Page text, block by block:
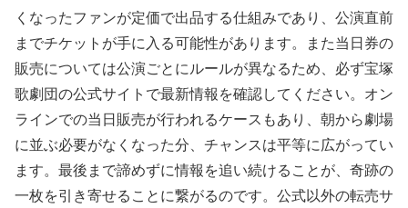
くなったファンが定価で出品する仕組みであり、公演直前
までチケットが手に入る可能性があります。また当日券の
販売については公演ごとにルールが異なるため、必ず宝塚
歌劇団の公式サイトで最新情報を確認してください。オン
ラインでの当日販売が行われるケースもあり、朝から劇場
に並ぶ必要がなくなった分、チャンスは平等に広がってい
ます。最後まで諦めずに情報を追い続けることが、奇跡の
一枚を引き寄せることに繋がるのです。公式以外の転売サ